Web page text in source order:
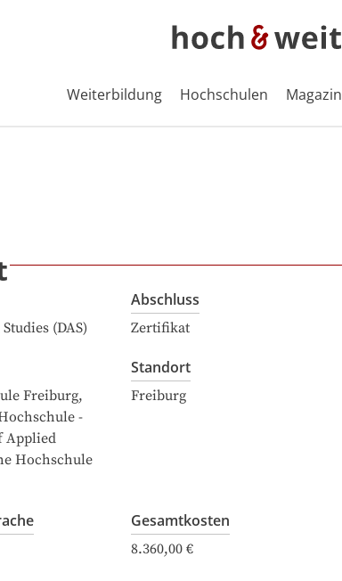
Weiterbildung Hochschulen Magazin
(DAS)
Abschluss
Zertifikat
Freiburg,
-
Applied
Hochschule
Standort
Freiburg
Gesamtkosten
8.360,00 €